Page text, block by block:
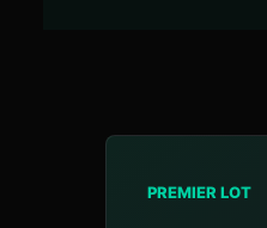
PREMIER LOT